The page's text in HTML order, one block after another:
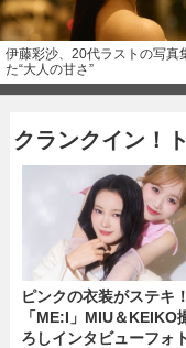
伊藤彩沙、20代ラストの写真
た“大人の甘さ”
クランクイン！
ピンクの衣装がステキ！
「ME:I」MIU＆KEIKO
ろしインタビューフォ